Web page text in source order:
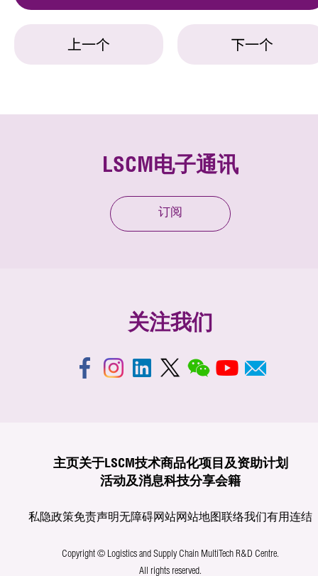
上一个 下一个
LSCM电子通讯
订阅
关注我们
主页关于LSCM技术商品化项目及资助计划
活动及消息科技分享会籍
私隐政策免责声明无障碍网站网站地图联络我们有用连结
Copyright © Logistics and Supply Chain MultiTech R&D Centre.
All rights reserved.